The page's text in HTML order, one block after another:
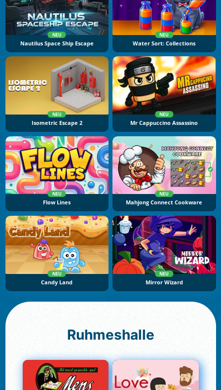
NEU
Nautilus Space Ship Escape
NEU
Water Sort: Collections
NEU
Isometric Escape 2
NEU
Mr Cappuccino Assassino
NEU
Flow Lines
NEU
Mahjong Connect Cookware
NEU
Candy Land
NEU
Mirror Wizard
Ruhmeshalle